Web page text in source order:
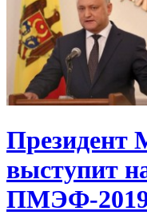
Президент
выступит
ПМЭФ-